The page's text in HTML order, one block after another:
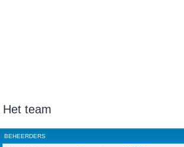
Het team
BEHEERDERS